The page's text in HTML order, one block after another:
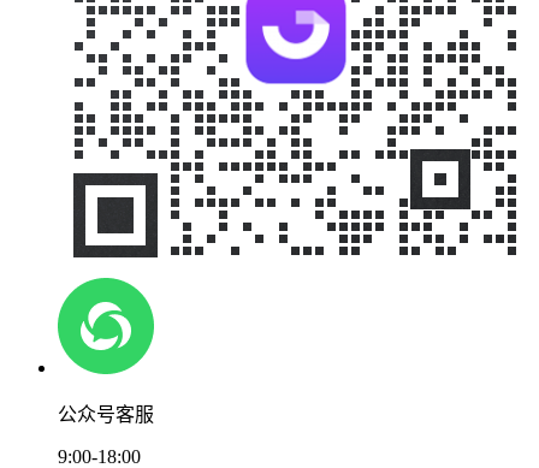
公众号客服
9:00-18:00